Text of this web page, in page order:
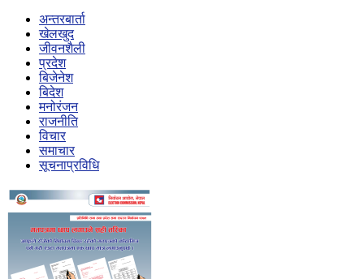
अन्तरबार्ता
खेलखुद
जीवनशैली
प्रदेश
बिजेनेश
बिदेश
मनोरंजन
राजनीति
विचार
समाचार
सूचनाप्रविधि